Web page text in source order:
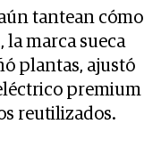
tantean cómo
la marca sueca
plantas, ajustó
premium
reutilizados.